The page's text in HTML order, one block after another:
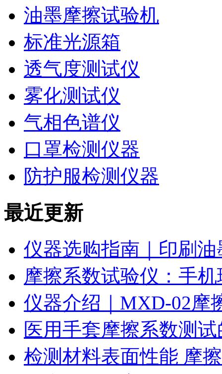
油墨摩擦试验机
标准光源箱
透气度测试仪
雾化测试仪
气相色谱仪
口罩检测仪器
防护服检测仪器
最近更新
仪器选购指南｜印刷
摩擦系数试验仪：手
仪器介绍｜MXD-02摩
医用手套摩擦系数测
检测材料表面性能 摩